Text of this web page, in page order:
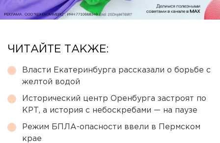
ЧИТАЙТЕ ТАКЖЕ:
Власти Екатеринбурга рассказали о борьбе с
желтой водой
Исторический центр Оренбурга застроят по
КРТ, а история с небоскребами — на паузе
Режим БПЛА-опасности ввели в Пермском
крае